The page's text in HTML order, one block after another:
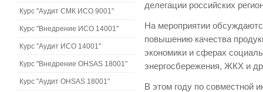
делегации российских
На мероприятии
повышению качества
экономики и сферах
энергосбережения, ЖКХ и
В этом году по совместной
Курс "Аудит СМК ИСО 9001"
Курс "Внедрение ИСО 14001"
Курс "Аудит ИСО 14001"
Курс "Внедрение OHSAS 18001"
Курс "Аудит OHSAS 18001"